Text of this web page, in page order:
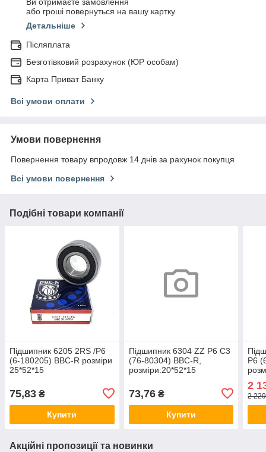
Ви отримаєте замовлення
або гроші повернуться на вашу картку
Детальніше
Післяплата
Безготівковий розрахунок (ЮР особам)
Карта Приват Банку
Всі умови оплати
Умови повернення
Повернення товару впродовж 14 днів за рахунок покупця
Всі умови повернення
Подібні товари компанії
Підшипник 6205 2RS /P6
(6-180205) BBC-R розміри
25*52*15
75,83 ₴
Купити
Підшипник 6304 ZZ P6 C3
(76-80304) BBC-R,
розміри:20*52*15
73,76₴
Купити
P6
2
2
Акційні пропозиції та новинки